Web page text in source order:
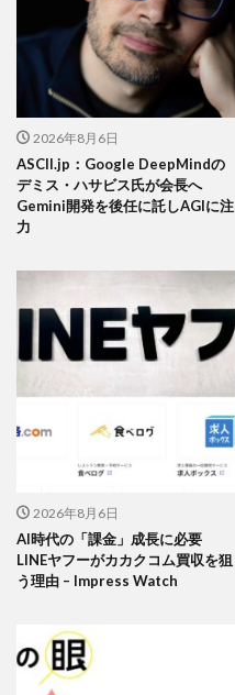
2026年8月6日
ASCII.jp：Google DeepMindの
デミス・ハサビス氏が会長へ
Gemini開発を後任に託しAGIに注
力
2026年8月6日
AI時代の「課金」成長に必要
LINEヤフーがカカクコム買収を狙
う理由 – Impress Watch